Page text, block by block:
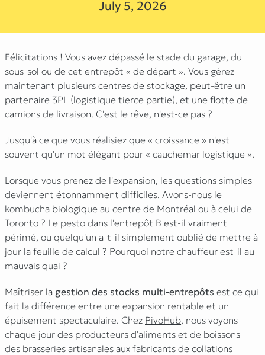
July 5, 2026
Félicitations ! Vous avez dépassé le stade du garage, du
sous-sol ou de cet entrepôt « de départ ». Vous gérez
maintenant plusieurs centres de stockage, peut-être un
partenaire 3PL (logistique tierce partie), et une flotte de
camions de livraison. C'est le rêve, n'est-ce pas ?
Jusqu'à ce que vous réalisiez que « croissance » n'est
souvent qu'un mot élégant pour « cauchemar logistique ».
Lorsque vous prenez de l'expansion, les questions simples
deviennent étonnamment difficiles. Avons-nous le
kombucha biologique au centre de Montréal ou à celui de
Toronto ? Le pesto dans l'entrepôt B est-il vraiment
périmé, ou quelqu'un a-t-il simplement oublié de mettre à
jour la feuille de calcul ? Pourquoi notre chauffeur est-il au
mauvais quai ?
Maîtriser la gestion des stocks multi-entrepôts est ce qui
fait la différence entre une expansion rentable et un
épuisement spectaculaire. Chez PivoHub, nous voyons
chaque jour des producteurs d'aliments et de boissons —
des brasseries artisanales aux fabricants de collations